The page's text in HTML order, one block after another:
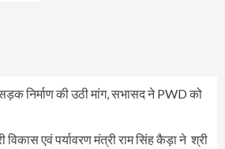
निर्माण की उठी मांग, सभासद ने PWD को
एवं पर्यावरण मंत्री राम सिंह कैड़ा ने श्री